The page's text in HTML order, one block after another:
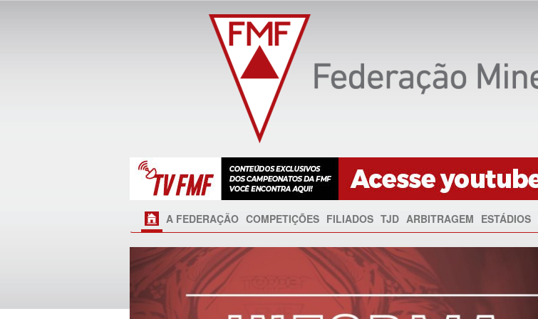
A FEDERAÇÃO COMPETIÇÕES FILIADOS TJD ARBITRAGEM ESTÁDIOS
Próximo